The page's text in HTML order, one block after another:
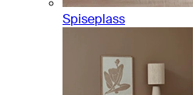
Spiseplass